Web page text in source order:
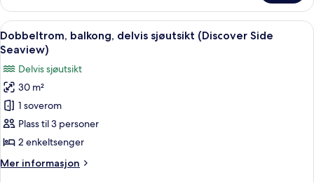
balkong
(Joy)
Åpne
alle
bildene
av
Dobbeltrom,
balkong,
delvis
sjøutsikt
(Discover
Side
Minibar, safe på rommet,
10
Dobbeltrom, balkong, delvis sjøutsikt (Discover Side
Seaview)
Delvis sjøutsikt
30 m²
1 soverom
Plass til 3 personer
2 enkeltsenger
Mer informasjon
Mer